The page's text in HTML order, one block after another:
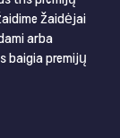
žaidėjai
arba
baigia premijų